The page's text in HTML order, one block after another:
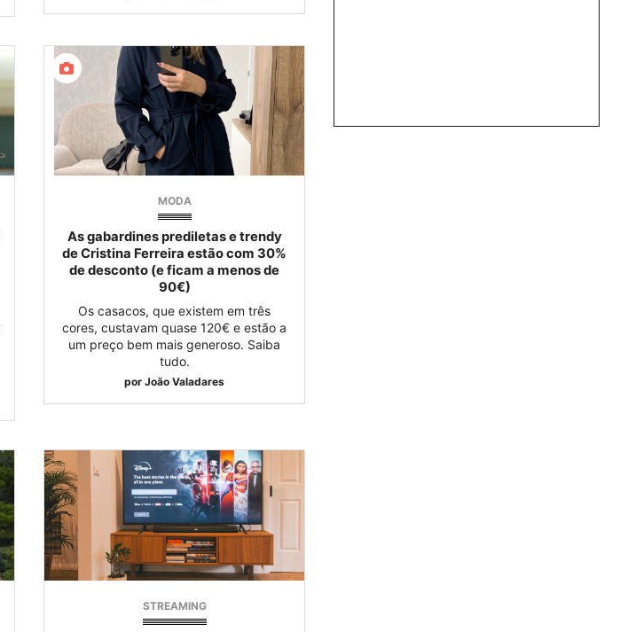
MODA
As gabardines prediletas e trendy
de Cristina Ferreira estão com 30%
de desconto (e ficam a menos de
90€)
Os casacos, que existem em três
cores, custavam quase 120€ e estão a
um preço bem mais generoso. Saiba
tudo.
por João Valadares
STREAMING